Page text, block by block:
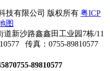
技有限公司 版权所有 粤ICP
图
新沙路鑫鑫田工业园7栋/11
传真：0755-89810577
0755-89810577